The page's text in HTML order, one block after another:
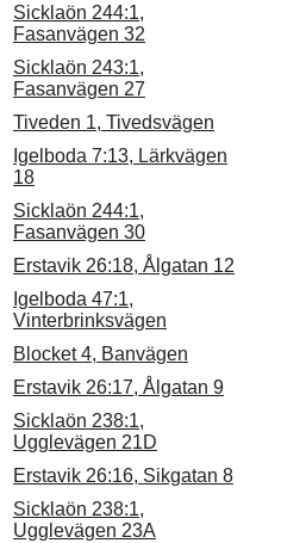
Sicklaön 244:1,
Fasanvägen 32
Sicklaön 243:1,
Fasanvägen 27
Tiveden 1, Tivedsvägen
Igelboda 7:13, Lärkvägen
18
Sicklaön 244:1,
Fasanvägen 30
Erstavik 26:18, Ålgatan 12
Igelboda 47:1,
Vinterbrinksvägen
Blocket 4, Banvägen
Erstavik 26:17, Ålgatan 9
Sicklaön 238:1,
Ugglevägen 21D
Erstavik 26:16, Sikgatan 8
Sicklaön 238:1,
Ugglevägen 23A